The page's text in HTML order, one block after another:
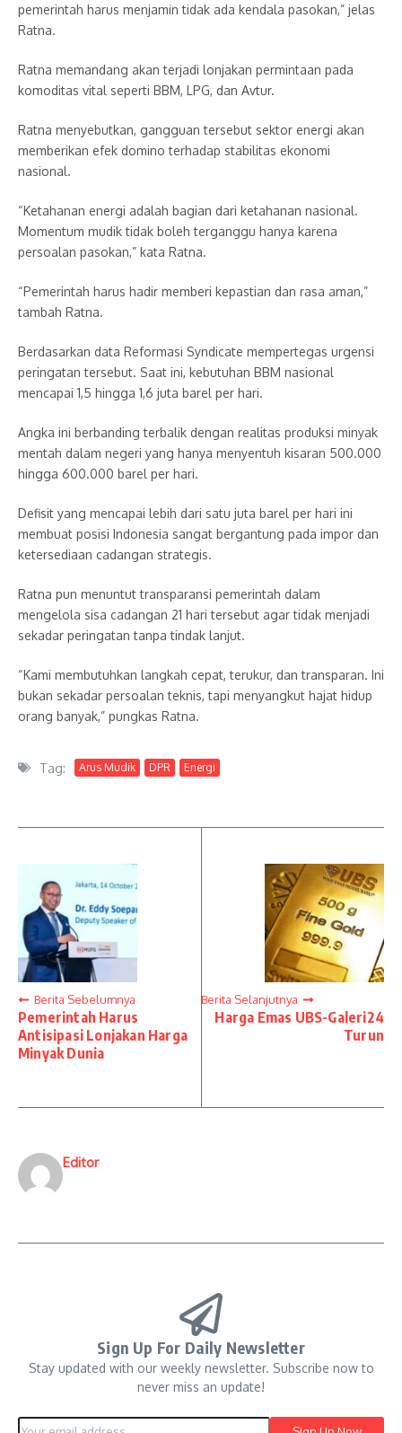
pemerintah harus menjamin tidak ada kendala pasokan,” jelas
Ratna.
Ratna memandang akan terjadi lonjakan permintaan pada
komoditas vital seperti BBM, LPG, dan Avtur.
Ratna menyebutkan, gangguan tersebut sektor energi akan
memberikan efek domino terhadap stabilitas ekonomi
nasional.
“Ketahanan energi adalah bagian dari ketahanan nasional.
Momentum mudik tidak boleh terganggu hanya karena
persoalan pasokan,” kata Ratna.
“Pemerintah harus hadir memberi kepastian dan rasa aman,”
tambah Ratna.
Berdasarkan data Reformasi Syndicate mempertegas urgensi
peringatan tersebut. Saat ini, kebutuhan BBM nasional
mencapai 1,5 hingga 1,6 juta barel per hari.
Angka ini berbanding terbalik dengan realitas produksi minyak
mentah dalam negeri yang hanya menyentuh kisaran 500.000
hingga 600.000 barel per hari.
Defisit yang mencapai lebih dari satu juta barel per hari ini
membuat posisi Indonesia sangat bergantung pada impor dan
ketersediaan cadangan strategis.
Ratna pun menuntut transparansi pemerintah dalam
mengelola sisa cadangan 21 hari tersebut agar tidak menjadi
sekadar peringatan tanpa tindak lanjut.
“Kami membutuhkan langkah cepat, terukur, dan transparan. Ini
bukan sekadar persoalan teknis, tapi menyangkut hajat hidup
orang banyak,” pungkas Ratna.
Tag: Arus Mudik DPR Energi
Berita Sebelumnya
Pemerintah Harus
Antisipasi Lonjakan Harga
Minyak Dunia
Berita Selanjutnya
Harga Emas UBS-Galeri24
Turun
Editor
Sign Up For Daily Newsletter
Stay updated with our weekly newsletter. Subscribe now to
never miss an update!